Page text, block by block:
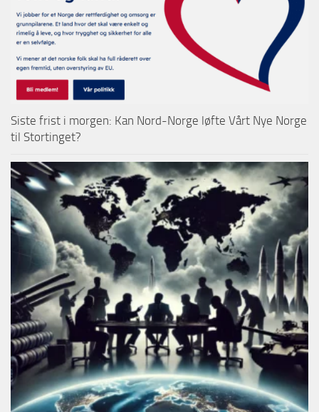
Siste frist i morgen: Kan Nord-Norge løfte Vårt Nye Norge
til Stortinget?